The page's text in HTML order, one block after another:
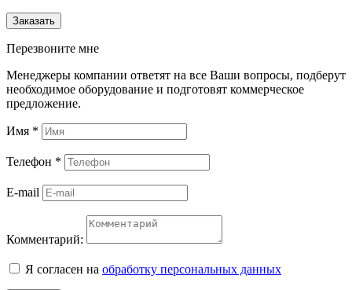
Заказать
Перезвоните мне
Менеджеры компании ответят на все Ваши вопросы, подберут
необходимое оборудование и подготовят коммерческое
предложение.
Имя *
Телефон *
E-mail
Комментарий:
Я согласен на обработку персональных данных